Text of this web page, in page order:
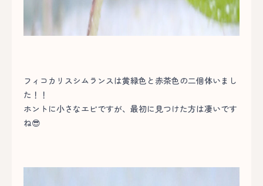
フィコカリスシムランスは黄緑色と赤茶色の二個体いまし
た！！
ホントに小さなエビですが、最初に見つけた方は凄いです
ね😎